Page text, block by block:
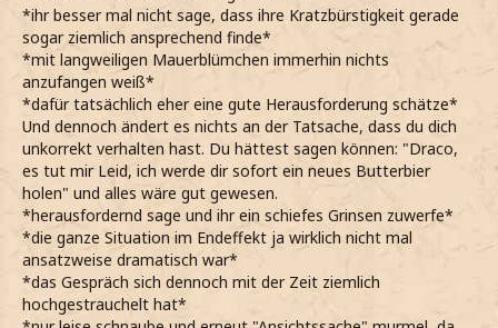
*ihr besser mal nicht sage, dass ihre Kratzbürstigkeit gerade
sogar ziemlich ansprechend finde*
*mit langweiligen Mauerblümchen immerhin nichts
anzufangen weiß*
*dafür tatsächlich eher eine gute Herausforderung schätze*
Und dennoch ändert es nichts an der Tatsache, dass du dich
unkorrekt verhalten hast. Du hättest sagen können: "Draco,
es tut mir Leid, ich werde dir sofort ein neues Butterbier
holen" und alles wäre gut gewesen.
*herausfordernd sage und ihr ein schiefes Grinsen zuwerfe*
*die ganze Situation im Endeffekt ja wirklich nicht mal
ansatzweise dramatisch war*
*das Gespräch sich dennoch mit der Zeit ziemlich
hochgestrauchelt hat*